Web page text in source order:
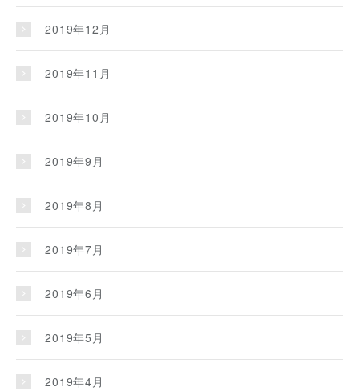
2019年12月
2019年11月
2019年10月
2019年9月
2019年8月
2019年7月
2019年6月
2019年5月
2019年4月